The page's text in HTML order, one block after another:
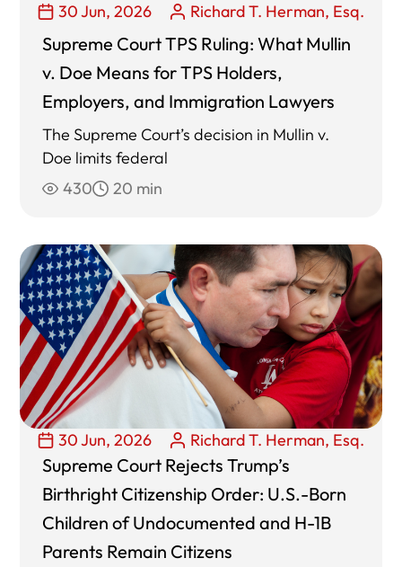
30 Jun, 2026 Richard T. Herman, Esq.
Supreme Court TPS Ruling: What Mullin
v. Doe Means for TPS Holders,
Employers, and Immigration Lawyers
The Supreme Court’s decision in Mullin v.
Doe limits federal
430
20 min
30 Jun, 2026 Richard T. Herman, Esq.
Supreme Court Rejects Trump’s
Birthright Citizenship Order: U.S.-Born
Children of Undocumented and H-1B
Parents Remain Citizens